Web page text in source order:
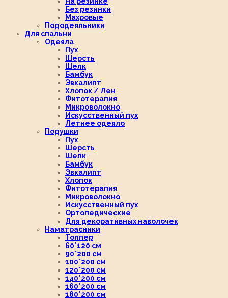
Без резинки
Махровые
Пододеяльники
Для спальни
Одеяла
Пух
Шерсть
Шелк
Бамбук
Эвкалипт
Хлопок / Лен
Фитотерапия
Микроволокно
Искусственный пух
Летнее одеяло
Подушки
Пух
Шерсть
Шелк
Бамбук
Эвкалипт
Хлопок
Фитотерапия
Микроволокно
Искусственный пух
Ортопедические
Для декоративных наволочек
Наматрасники
Топпер
60*120 см
90*200 см
100*200 см
120*200 см
140*200 см
160*200 см
180*200 см